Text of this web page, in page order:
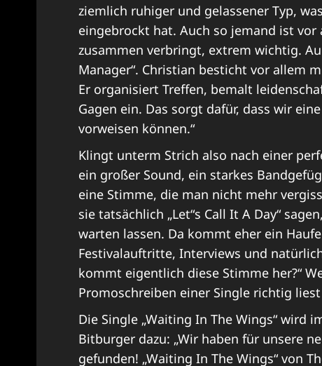
ziemlich ruhiger und gelassener Typ, was
eingebrockt hat. Auch so jemand ist
zusammen verbringt, extrem wichtig.
Manager“. Christian besticht vor allem
Er organisiert Treffen, bemalt
Gagen ein. Das sorgt dafür, dass wir
vorweisen können.“
Klingt unterm Strich also nach einer
ein großer Sound, ein starkes
eine Stimme, die man nicht mehr
sie tatsächlich „Let“s Call It A Day“
warten lassen. Da kommt eher ein
Festivalauftritte, Interviews und
kommt eigentlich diese Stimme her?“
Promoschreiben einer Single richtig
Die Single „Waiting In The Wings“
Bitburger dazu: „Wir haben für unsere
gefunden! „Waiting In The Wings“ von